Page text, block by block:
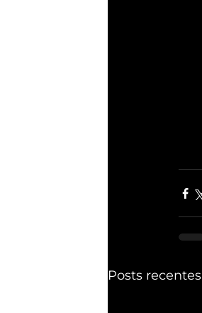
Posts recentes